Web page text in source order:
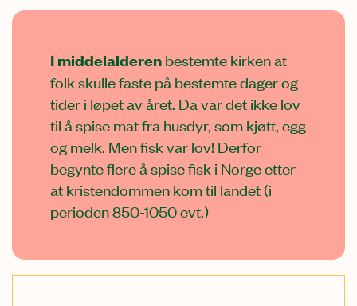
I middelalderen bestemte kirken at
folk skulle faste på bestemte dager og
tider i løpet av året. Da var det ikke lov
til å spise mat fra husdyr, som kjøtt, egg
og melk. Men fisk var lov! Derfor
begynte flere å spise fisk i Norge etter
at kristendommen kom til landet (i
perioden 850-1050 evt.)